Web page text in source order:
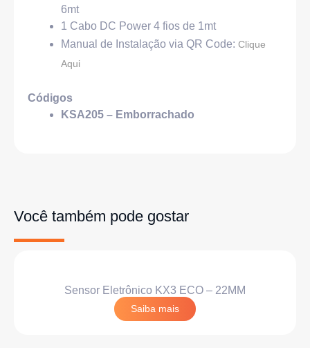
6mt
1 Cabo DC Power 4 fios de 1mt
Manual de Instalação via QR Code: Clique
Aqui
Códigos
KSA205 – Emborrachado
Você também pode gostar
Sensor Eletrônico KX3 ECO – 22MM
Saiba mais